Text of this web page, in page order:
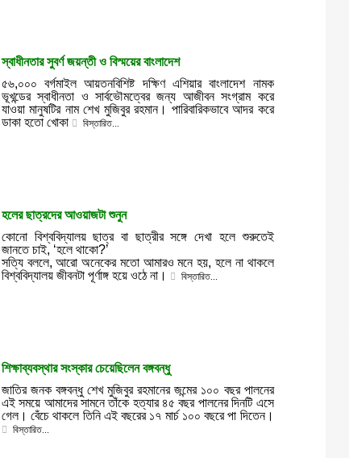
স্বাধীনতার সুবর্ণ জয়ন্তী ও বিস্ময়ের বাংলাদেশ
৫৬,০০০ বর্গমাইল আয়তনবিশিষ্ট দক্ষিণ এশিয়ার বাংলাদেশ নামক
ভূখন্ডের স্বাধীনতা ও সার্বভৌমত্বের জন্য আজীবন সংগ্রাম করে
যাওয়া মানুষটির নাম শেখ মুজিবুর রহমান। পারিবারিকভাবে আদর করে
ডাকা হতো খোকা
বিস্তারিত...
হলের ছাত্রদের আওয়াজটা শুনুন
কোনো বিশ্ববিদ্যালয় ছাত্র বা ছাত্রীর সঙ্গে দেখা হলে শুরুতেই
জানতে চাই, ‘হলে থাকো?’
সত্যি বললে, আরো অনেকের মতো আমারও মনে হয়, হলে না থাকলে
বিশ্ববিদ্যালয় জীবনটা পূর্ণাঙ্গ হয়ে ওঠে না।
বিস্তারিত...
শিক্ষাব্যবস্থার সংস্কার চেয়েছিলেন বঙ্গবন্ধু
জাতির জনক বঙ্গবন্ধু শেখ মুজিবুর রহমানের জন্মের ১০০ বছর পালনের
এই সময়ে আমাদের সামনে তাঁকে হত্যার ৪৫ বছর পালনের দিনটি এসে
গেল। বেঁচে থাকলে তিনি এই বছরের ১৭ মার্চ ১০০ বছরে পা দিতেন।
বিস্তারিত...